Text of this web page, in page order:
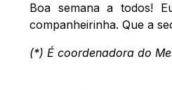
Boa semana a todos!
companheirinha. Que a
(*) É coordenadora do